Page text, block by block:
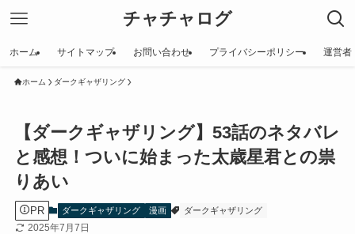
チャチャログ
ホーム サイトマップ お問い合わせ プライバシーポリシー 運営者
ホーム ダークギャザリング
【ダークギャザリング】53話のネタバレ
と感想！ついに始まった太歳星君との祟
りあい
PR ダークギャザリング 漫画 ダークギャザリング
2025年7月7日